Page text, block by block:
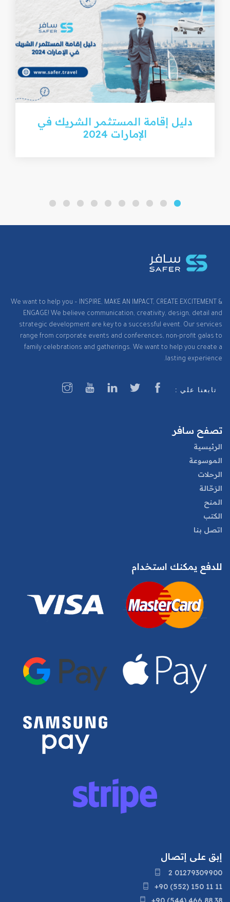
دليل إقامة المستثمر الشريك في
الإمارات 2024
We want to help you – INSPIRE, MAKE AN IMPACT, CREATE EXCITEMENT &
ENGAGE! We believe communication, creativity, design, detail and
strategic development are key to a successful event. Our services
range from corporate events and conferences, non-profit galas to
family celebrations and gatherings. We want to help you create a
lasting experience.
تابعنا علي :
تصفح سافر
الرئيسية
الموسوعة
الرحلات
الرَحّالة
المنح
الكتب
اتصل بنا
للدفع يمكنك استخدام
إبق على إتصال
2 01279309900
+90 (552) 150 11 11